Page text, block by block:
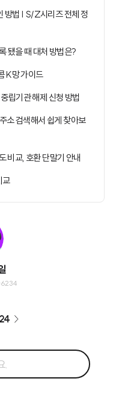
방법 | S/Z시리즈 전체 정
됐을 때 대처 방법은?
K망 가이드
립기관 해제 신청 방법
소 검색해서 쉽게 찾아보
비교, 호환 단말기 안내
교
24